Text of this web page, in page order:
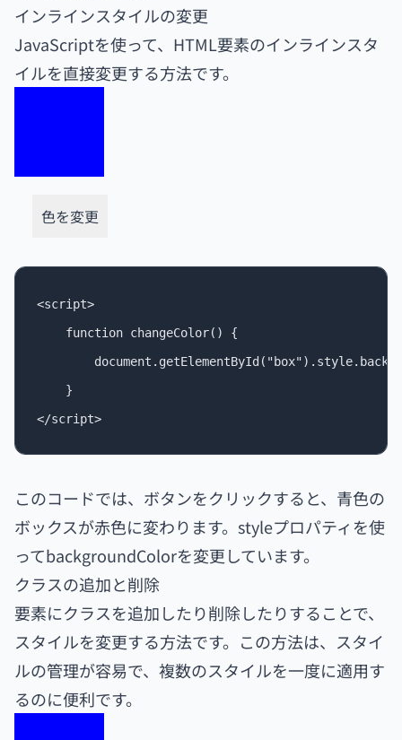
インラインスタイルの変更
JavaScriptを使って、HTML要素のインラインスタ
イルを直接変更する方法です。
色を変更
<script>
    function changeColor() {
    }
このコードでは、ボタンをクリックすると、青色の
ボックスが赤色に変わります。styleプロパティを使
ってbackgroundColorを変更しています。
クラスの追加と削除
要素にクラスを追加したり削除したりすることで、
スタイルを変更する方法です。この方法は、スタイ
ルの管理が容易で、複数のスタイルを一度に適用す
るのに便利です。